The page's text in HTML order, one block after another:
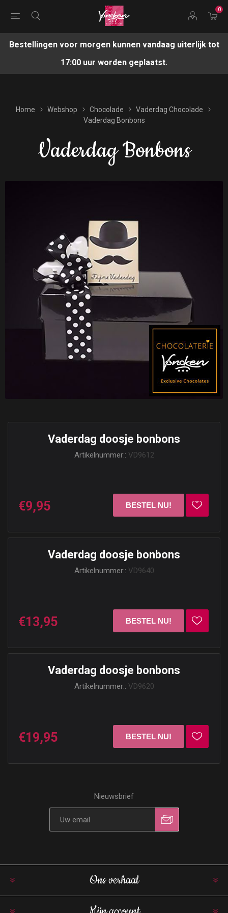
0
Bestellingen voor morgen kunnen vandaag uiterlijk tot
17:00 uur worden geplaatst.
Home Webshop Chocolade
Vaderdag Chocolade
Vaderdag Bonbons
Vaderdag Bonbons
Vaderdag doosje bonbons
Artikelnummer:: VD9612
€9,95
Vaderdag doosje bonbons
Artikelnummer:: VD9640
€13,95
Vaderdag doosje bonbons
Artikelnummer:: VD9620
€19,95
Nieuwsbrief
Ons verhaal